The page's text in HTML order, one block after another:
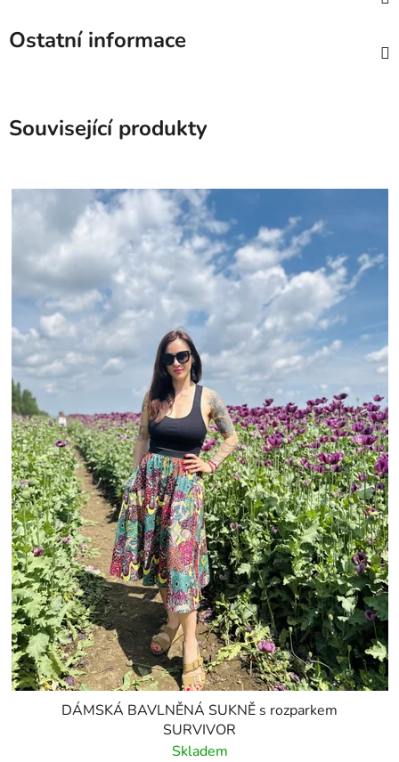
Ostatní informace
Související produkty
DÁMSKÁ BAVLNĚNÁ SUKNĚ s rozparkem
SURVIVOR
Skladem